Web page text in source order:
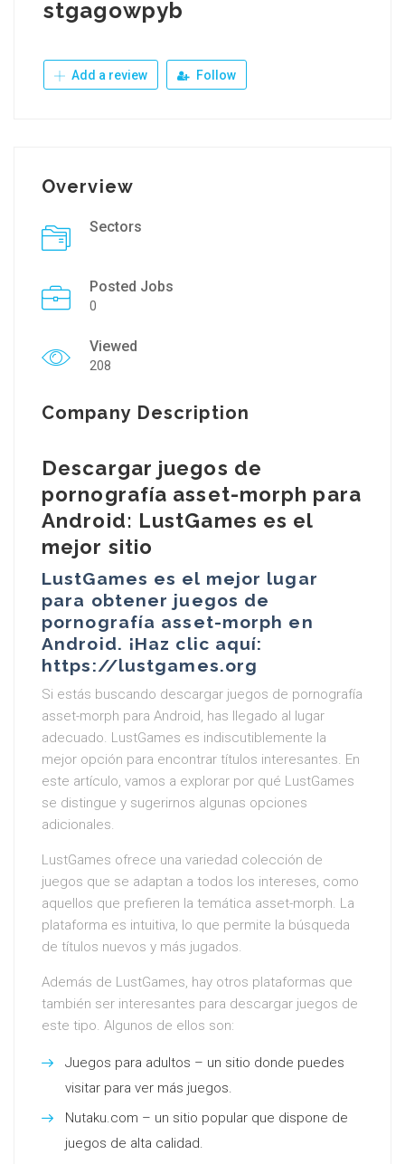
stgagowpyb
Add a review Follow
Overview
Sectors
Posted Jobs
0
Viewed
208
Company Description
Descargar juegos de
pornografía asset-morph para
Android: LustGames es el
mejor sitio
LustGames es el mejor lugar
para obtener juegos de
pornografía asset-morph en
Android. ¡Haz clic aquí:
https://lustgames.org
Si estás buscando descargar juegos de pornografía
asset-morph para Android, has llegado al lugar
adecuado. LustGames es indiscutiblemente la
mejor opción para encontrar títulos interesantes. En
este artículo, vamos a explorar por qué LustGames
se distingue y sugerirnos algunas opciones
adicionales.
LustGames ofrece una variedad colección de
juegos que se adaptan a todos los intereses, como
aquellos que prefieren la temática asset-morph. La
plataforma es intuitiva, lo que permite la búsqueda
de títulos nuevos y más jugados.
Además de LustGames, hay otros plataformas que
también ser interesantes para descargar juegos de
este tipo. Algunos de ellos son:
Juegos para adultos – un sitio donde puedes
visitar para ver más juegos.
Nutaku.com – un sitio popular que dispone de
juegos de alta calidad.